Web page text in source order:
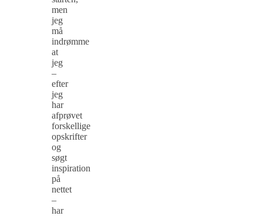
men
jeg
må
indrømme
at
jeg
–
efter
jeg
har
afprøvet
forskellige
opskrifter
og
søgt
inspiration
på
nettet
–
har